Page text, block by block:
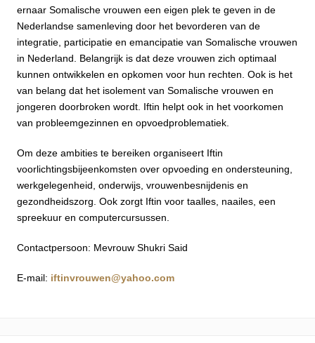
ernaar Somalische vrouwen een eigen plek te geven in de
Nederlandse samenleving door het bevorderen van de
integratie, participatie en emancipatie van Somalische vrouwen
in Nederland. Belangrijk is dat deze vrouwen zich optimaal
kunnen ontwikkelen en opkomen voor hun rechten. Ook is het
van belang dat het isolement van Somalische vrouwen en
jongeren doorbroken wordt. Iftin helpt ook in het voorkomen
van probleemgezinnen en opvoedproblematiek.
Om deze ambities te bereiken organiseert Iftin
voorlichtingsbijeenkomsten over opvoeding en ondersteuning,
werkgelegenheid, onderwijs, vrouwenbesnijdenis en
gezondheidszorg. Ook zorgt Iftin voor taalles, naailes, een
spreekuur en computercursussen.
Contactpersoon: Mevrouw Shukri Said
E-mail: iftinvrouwen@yahoo.com